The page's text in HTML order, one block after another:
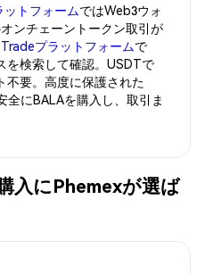
トフォームではWeb3ウォ
ンチェーントークン取引が
プラットフォームで
を検索して確認。USDTで
不要。高度に保護された
全にBALAを購入し、取引ま
入にPhemexが選ば